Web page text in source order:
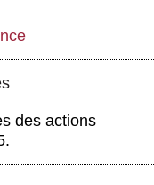
des actions